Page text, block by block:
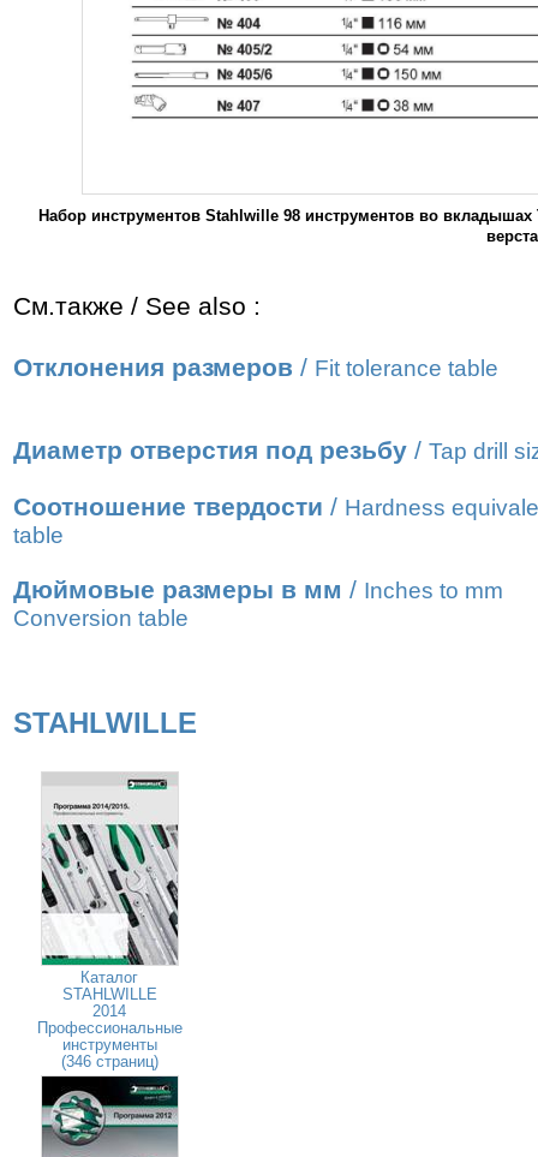
Набор инструментов Stahlwille 98 инструментов во
См.также / See also :
Отклонения размеров / Fit tolerance table
Диаметр отверстия под резьбу / Tap drill
Соотношение твердости / Hardness
table
Дюймовые размеры в мм / Inches to mm
Conversion table
STAHLWILLE
Каталог
STAHLWILLE
2014
Профессиональные
инструменты
(346 страниц)